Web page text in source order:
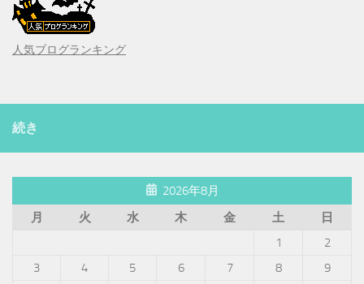
人気ブログランキング
続き
2026年8月
月
火 水 木 金 土
日
1
2
3
4 5 6 7 8
9